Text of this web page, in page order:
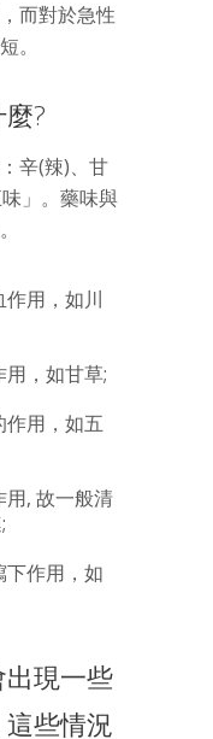
而對於急性
。
?
辛(辣)、甘
」。藥味與
用，如川
，如甘草;
用，如五
, 故一般清
作用，如
現一些
些情況